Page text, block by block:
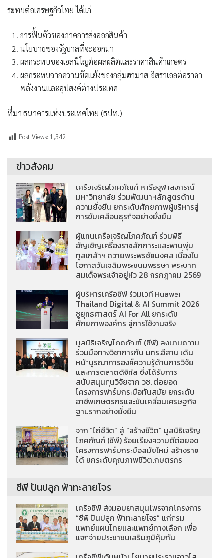
ระทบต่อเศรษฐกิจไทย ได้แก่
การฟื้นตัวของภาคการส่งออกสินค้า
นโยบายของรัฐบาลที่จะออกมา
ผลกระทบของเอลนีโญต่อผลผลิตและราคาสินค้าเกษตร
ผลกระทบจากความขัดแย้งของกลุ่มฮามาส-อิสราเอลต่อราคา
พลังงานและอุปสงค์ต่างประเทศ
ที่มา ธนาคารแห่งประเทศไทย (ธปท.)
Post Views: 1,342
ข่าวสังคม
เครือเจริญโภคภัณฑ์ หารือจุฬาลงกรณ์
มหาวิทยาลัย ร่วมพัฒนาหลักสูตรด้าน
ความยั่งยืน ยกระดับศักยภาพผู้บริหารสู่
การขับเคลื่อนธุรกิจอย่างยั่งยืน
ผู้แทนเครือเจริญโภคภัณฑ์ ร่วมพิธี
อัญเชิญเครื่องราชสักการะและพานพุ่ม
ทูลเกล้าฯ ถวายพระพรชัยมงคล เนื่องใน
โอกาสวันเฉลิมพระชนมพรรษา พระบาท
สมเด็จพระเจ้าอยู่หัว 28 กรกฎาคม 2569
ผู้บริหารเครือซีพี ร่วมเวที Huawei
Thailand Digital & AI Summit 2026
ชูยุทธศาสตร์ AI For All ยกระดับ
ศักยภาพองค์กร สู่การใช้งานจริง
มูลนิธิเจริญโภคภัณฑ์ (ซีพี) ลงนามความ
ร่วมมือทางวิชาการกับ มทร.อีสาน เดิน
หน้าบูรณาการองค์ความรู้ด้านการวิจัย
และการตลาดดิจิทัล ซึ่งได้รับการ
สนับสนุนทุนวิจัยจาก วช. ต่อยอด
โครงการฟาร์มกระบือทันสมัย ยกระดับ
อาชีพเกษตรกรและขับเคลื่อนเศรษฐกิจ
ฐานรากอย่างยั่งยืน
จาก “ไถ่ชีวิต” สู่ “สร้างชีวิต” มูลนิธิเจริญ
โภคภัณฑ์ (ซีพี) ร้อยเรียงความดีต่อยอด
โครงการฟาร์มกระบือสมัยใหม่ สร้างราย
ได้ ยกระดับคุณภาพชีวิตเกษตรกร
ซีพี ปันปลูก ฟ้าทะลายโจร
เครือซีพี ส่งมอบยาสมุนไพรจากโครงการ
“ซีพี ปันปลูก ฟ้าทะลายโจร” แก่กรม
แพทย์แผนไทยและแพทย์ทางเลือก เพื่อ
แจกจ่ายประชาชนเสริมภูมิคุ้มกัน